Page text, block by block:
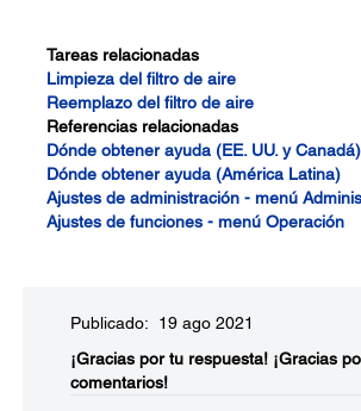
Tareas relacionadas
Limpieza del filtro de aire
Reemplazo del filtro de aire
Referencias relacionadas
Dónde obtener ayuda (EE. UU. y Canadá)
Dónde obtener ayuda (América Latina)
Ajustes de administración - menú
Ajustes de funciones - menú Operación
Publicado: 19 ago 2021
¡Gracias por tu respuesta! ¡Gracias
comentarios!